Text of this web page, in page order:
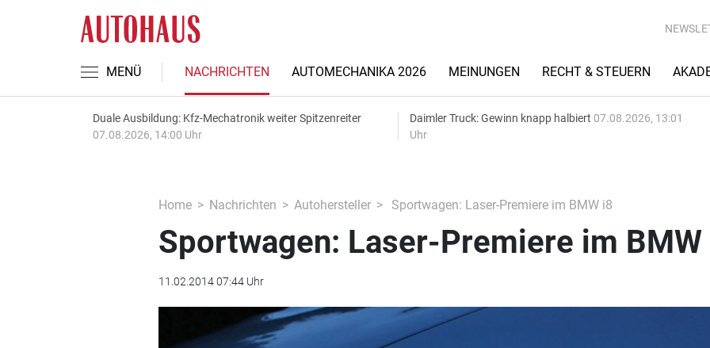
MENÜ NACHRICHTEN AUTOMECHANIKA 2026 MEINUNGEN RECHT & STEUERN
Duale Ausbildung: Kfz-Mechatronik weiter Spitzenreiter
07.08.2026, 14:00 Uhr
Daimler Truck: Gewinn knapp halbiert 07.08.2026, 13:01
Uhr
Home Nachrichten Autohersteller Sportwagen: Laser-Premiere im BMW i8
Sportwagen: Laser-Premiere im BMW
11.02.2014 07:44 Uhr